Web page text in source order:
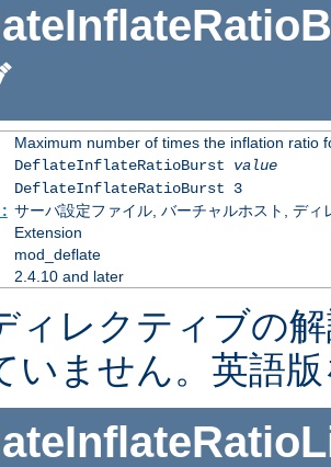
Maximum number of times the inflation ratio
DeflateInflateRatioBurst value
DeflateInflateRatioBurst 3
サーバ設定ファイル, バーチャルホスト, ディ
Extension
mod_deflate
2.4.10 and later
ィレクティブの
いません。英語